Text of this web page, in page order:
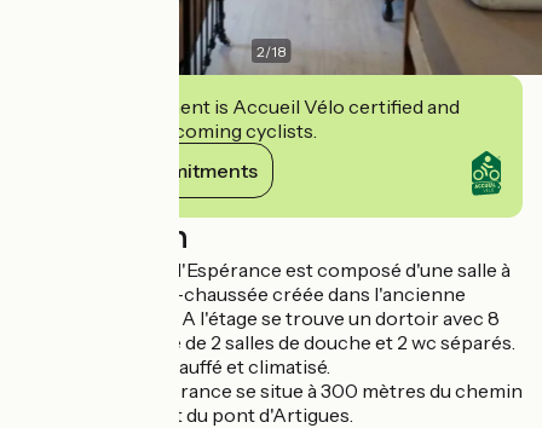
2/18
This establishment is Accueil Vélo certified and
commits to welcoming cyclists.
View its commitments
Description
Le gîte d'étape de l'Espérance est composé d'une salle à
manger au rez-de-chaussée créée dans l'ancienne
étable de la ferme. A l'étage se trouve un dortoir avec 8
couchages équipé de 2 salles de douche et 2 wc séparés.
L'ensemble est chauffé et climatisé.
La ferme de l'Espérance se situe à 300 mètres du chemin
de Compostelle et du pont d'Artigues.